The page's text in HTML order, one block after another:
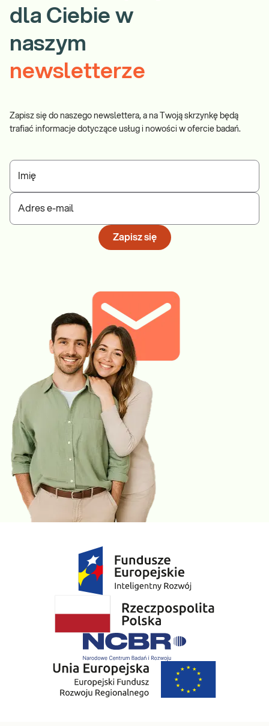
dla Ciebie w
naszym
newsletterze
Zapisz się do naszego newslettera, a na Twoją skrzynkę będą
trafiać informacje dotyczące usług i nowości w ofercie badań.
Imię
Adres e-mail
Zapisz się